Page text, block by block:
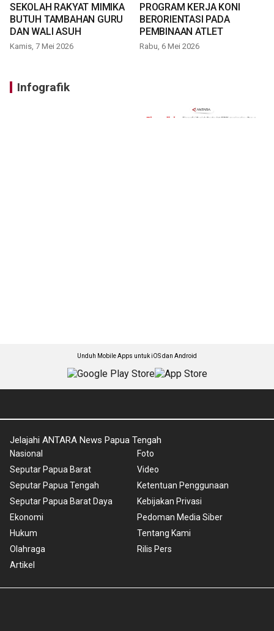
SEKOLAH RAKYAT MIMIKA
BUTUH TAMBAHAN GURU
DAN WALI ASUH
Kamis, 7 Mei 2026
PROGRAM KERJA KONI
BERORIENTASI PADA
PEMBINAAN ATLET
Rabu, 6 Mei 2026
Infografik
Unduh Mobile Apps untuk iOS dan Android
Jelajahi ANTARA News Papua Tengah
Nasional
Seputar Papua Barat
Seputar Papua Tengah
Seputar Papua Barat Daya
Ekonomi
Hukum
Olahraga
Artikel
Foto
Video
Ketentuan Penggunaan
Kebijakan Privasi
Pedoman Media Siber
Tentang Kami
Rilis Pers